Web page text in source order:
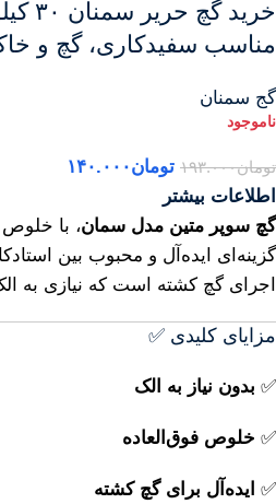
خرید
مناسب سفیدکاری، گچ و
گج سمنان
تومان۱۹۳.۰۰۰ تومان۱۴۰.۰۰۰
اطلاعات بیشتر
گچ سوپر متین مدل سمان، با خلوص
گزینه‌ای ایده‌آل و محبوب بین
اجرای گچ کشته است که نیازی به
مزایای کلیدی ✅
✅ بدون نیاز به الک
✅ خلوص فوق‌العاده
✅ ایده‌آل برای گچ کشته